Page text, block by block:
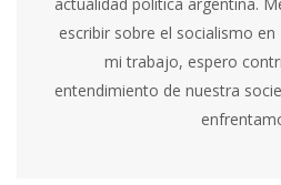
escribir sobre el socialismo
mi trabajo, espero
entendimiento de nuestra